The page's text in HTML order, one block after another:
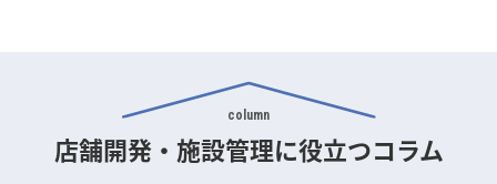
column
店舗開発・施設管理に役立つコラム